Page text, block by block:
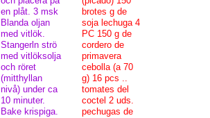
en plåt. 3 msk
Blanda oljan
med vitlök.
Stangerln strö
med vitlöksolja
och röret
(mitthyllan
nivå) under ca
10 minuter.
Bake krispiga.
brotes g de
soja lechuga 4
PC 150 g de
cordero de
primavera
cebolla (a 70
g) 16 pcs ..
tomates del
coctel 2 uds.
pechugas de